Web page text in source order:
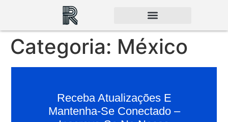
Categoria: México
Receba Atualizações E
Mantenha-Se Conectado –